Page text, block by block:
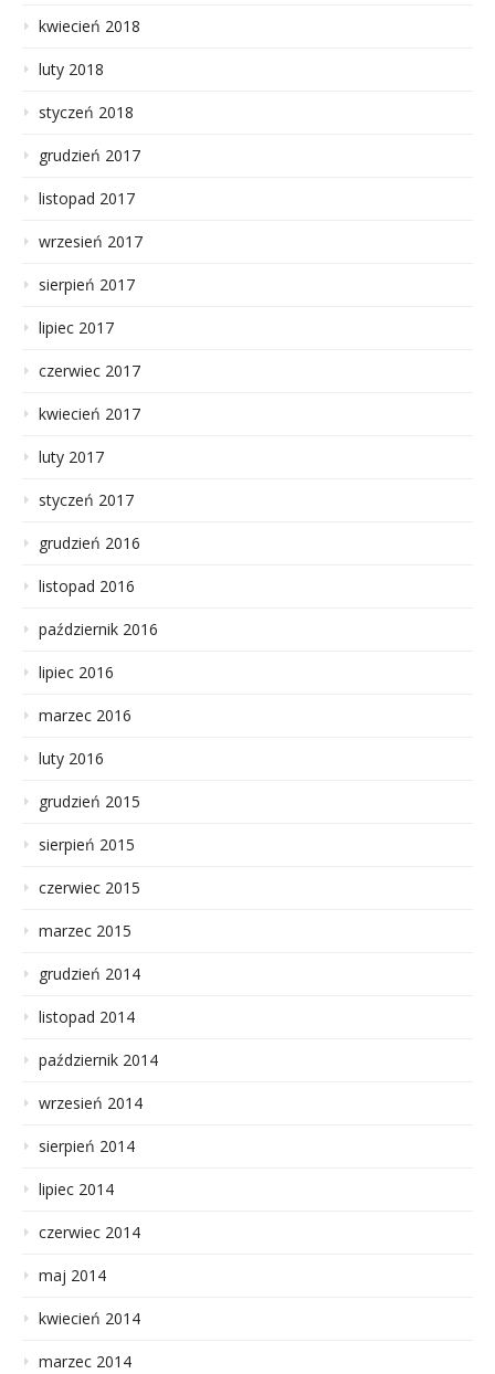
kwiecień 2018
luty 2018
styczeń 2018
grudzień 2017
listopad 2017
wrzesień 2017
sierpień 2017
lipiec 2017
czerwiec 2017
kwiecień 2017
luty 2017
styczeń 2017
grudzień 2016
listopad 2016
październik 2016
lipiec 2016
marzec 2016
luty 2016
grudzień 2015
sierpień 2015
czerwiec 2015
marzec 2015
grudzień 2014
listopad 2014
październik 2014
wrzesień 2014
sierpień 2014
lipiec 2014
czerwiec 2014
maj 2014
kwiecień 2014
marzec 2014